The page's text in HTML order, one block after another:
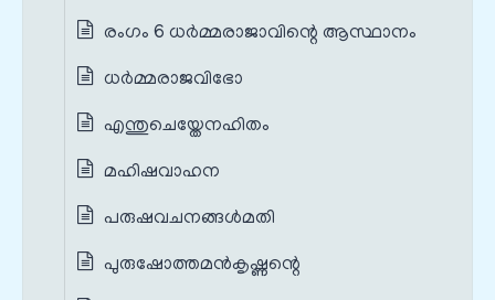
രംഗം 6 ധർമ്മരാജാവിന്റെ ആസ്ഥാനം
ധർമ്മരാജവിഭോ
എന്തുചെയ്തേനഹിതം
മഹിഷവാഹന
പരുഷവചനങ്ങൾമതി
പുരുഷോത്തമൻകൃഷ്ണന്റെ